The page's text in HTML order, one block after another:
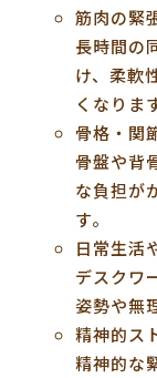
筋肉の緊
長時間の
け、柔軟
くなりま
骨格・関
骨盤や背
な負担が
す。
日常生活
デスクワ
姿勢や無
精神的ス
精神的な